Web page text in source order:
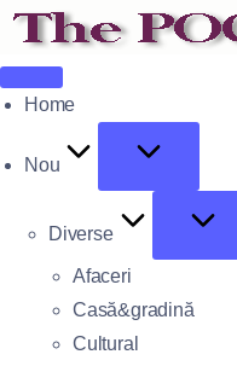
Home
Nou
Diverse
Afaceri
Casă&gradină
Cultural